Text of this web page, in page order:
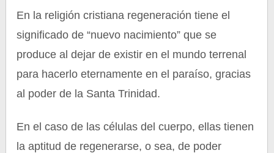
En la religión cristiana regeneración tiene el
significado de “nuevo nacimiento” que se
produce al dejar de existir en el mundo terrenal
para hacerlo eternamente en el paraíso, gracias
al poder de la Santa Trinidad.
En el caso de las células del cuerpo, ellas tienen
la aptitud de regenerarse, o sea, de poder